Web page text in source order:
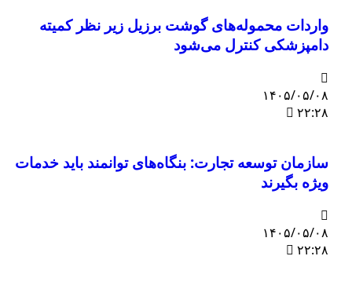
واردات محموله‌های گوشت برزیل زیر نظر کمیته
دامپزشکی کنترل می‌شود
۱۴۰۵/۰۵/۰۸
۲۲:۲۸
سازمان توسعه تجارت: بنگاه‌های توانمند باید خدمات
ویژه بگیرند
۱۴۰۵/۰۵/۰۸
۲۲:۲۸